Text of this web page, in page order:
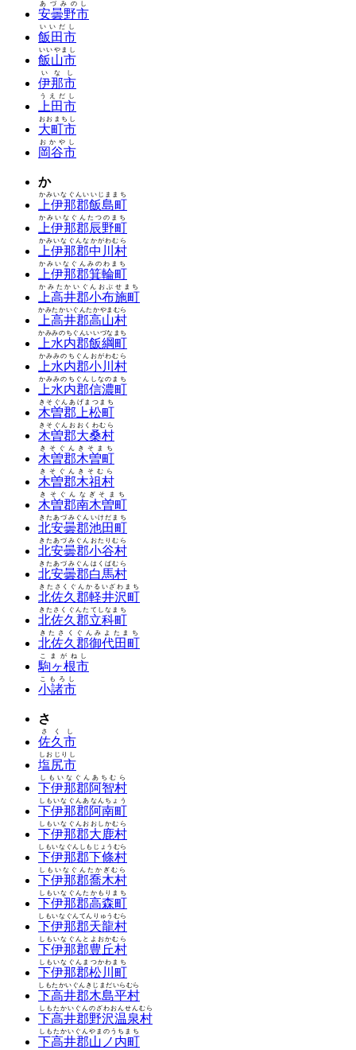
安曇野市
あづみのし
飯田市
いいだし
飯山市
いいやまし
伊那市
いなし
上田市
うえだし
大町市
おおまちし
岡谷市
おかやし
か
上伊那郡飯島町
かみいなぐんいいじままち
上伊那郡辰野町
かみいなぐんたつのまち
上伊那郡中川村
かみいなぐんなかがわむら
上伊那郡箕輪町
かみいなぐんみのわまち
上高井郡小布施町
かみたかいぐんおぶせまち
上高井郡高山村
かみたかいぐんたかやまむら
上水内郡飯綱町
かみみのちぐんいいづなまち
上水内郡小川村
かみみのちぐんおがわむら
上水内郡信濃町
かみみのちぐんしなのまち
木曽郡上松町
きそぐんあげまつまち
木曽郡大桑村
きそぐんおおくわむら
木曽郡木曽町
きそぐんきそまち
木曽郡木祖村
きそぐんきそむら
木曽郡南木曽町
きそぐんなぎそまち
北安曇郡池田町
きたあづみぐんいけだまち
北安曇郡小谷村
きたあづみぐんおたりむら
北安曇郡白馬村
きたあづみぐんはくばむら
北佐久郡軽井沢町
きたさくぐんかるいざわまち
北佐久郡立科町
きたさくぐんたてしなまち
北佐久郡御代田町
きたさくぐんみよたまち
駒ヶ根市
こまがねし
小諸市
こもろし
さ
佐久市
さくし
塩尻市
しおじりし
下伊那郡阿智村
しもいなぐんあちむら
下伊那郡阿南町
しもいなぐんあなんちょう
下伊那郡大鹿村
しもいなぐんおおしかむら
下伊那郡下條村
しもいなぐんしもじょうむら
下伊那郡喬木村
しもいなぐんたかぎむら
下伊那郡高森町
しもいなぐんたかもりまち
下伊那郡天龍村
しもいなぐんてんりゅうむら
下伊那郡豊丘村
しもいなぐんとよおかむら
下伊那郡松川町
しもいなぐんまつかわまち
下高井郡木島平村
しもたかいぐんきじまだいらむら
下高井郡野沢温泉村
しもたかいぐんのざわおんせんむら
下高井郡山ノ内町
しもたかいぐんやまのうちまち